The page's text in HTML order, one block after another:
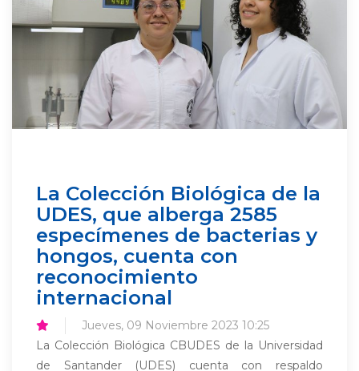
La Colección Biológica de la
UDES, que alberga 2585
especímenes de bacterias y
hongos, cuenta con
reconocimiento
internacional
Jueves, 09 Noviembre 2023 10:25
La Colección Biológica CBUDES de la Universidad
de Santander (UDES) cuenta con respaldo